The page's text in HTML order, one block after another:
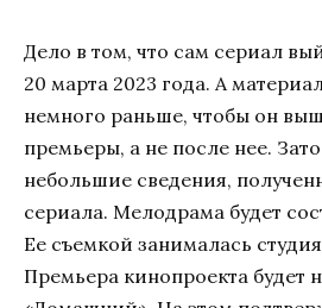
Дело в том, что сам сериал
20 марта 2023 года. А
немного раньше, чтобы он
премьеры, а не после нее. Зато
небольшие сведения,
сериала. Мелодрама будет
Ее съемкой занималась
Премьера кинопроекта будет